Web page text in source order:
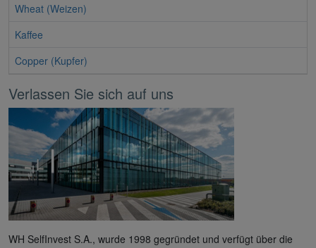
Wheat (Weizen)
Kaffee
Copper (Kupfer)
Verlassen Sie sich auf uns
WH SelfInvest S.A., wurde 1998 gegründet und verfügt über die